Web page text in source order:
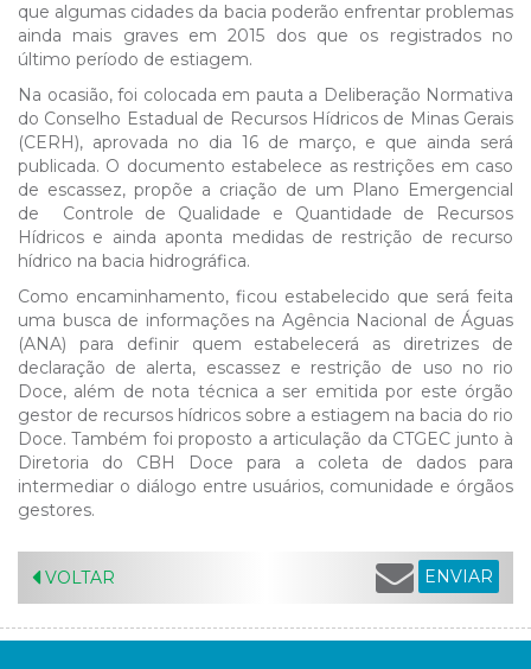
que algumas cidades da bacia poderão enfrentar problemas
ainda mais graves em 2015 dos que os registrados no
último período de estiagem.
Na ocasião, foi colocada em pauta a Deliberação Normativa
do Conselho Estadual de Recursos Hídricos de Minas Gerais
(CERH), aprovada no dia 16 de março, e que ainda será
publicada. O documento estabelece as restrições em caso
de escassez, propõe a criação de um Plano Emergencial
de Controle de Qualidade e Quantidade de Recursos
Hídricos e ainda aponta medidas de restrição de recurso
hídrico na bacia hidrográfica.
Como encaminhamento, ficou estabelecido que será feita
uma busca de informações na Agência Nacional de Águas
(ANA) para definir quem estabelecerá as diretrizes de
declaração de alerta, escassez e restrição de uso no rio
Doce, além de nota técnica a ser emitida por este órgão
gestor de recursos hídricos sobre a estiagem na bacia do rio
Doce. Também foi proposto a articulação da CTGEC junto à
Diretoria do CBH Doce para a coleta de dados para
intermediar o diálogo entre usuários, comunidade e órgãos
gestores.
VOLTAR ENVIAR